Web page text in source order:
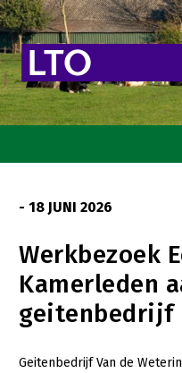
Goed eten
Mooi groen
Sterk ondernemerschap
Transitiepaden
- 18 JUNI 2026
Werkbezoek
Kamerleden
geitenbedrijf
Geitenbedrijf Van de